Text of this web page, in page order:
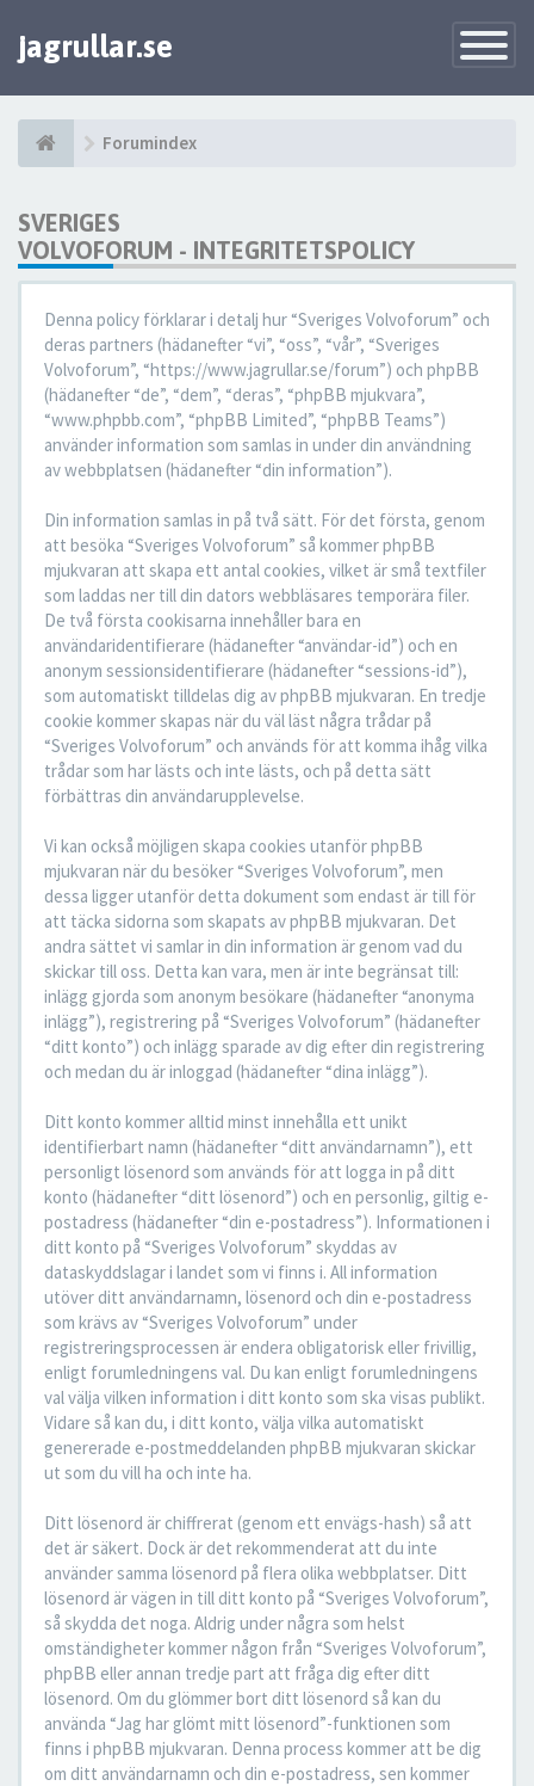
Toggle
jagrullar.se
Forumindex
SVERIGES
VOLVOFORUM - INTEGRITETSPOLICY
Denna policy förklarar i detalj hur “Sveriges Volvoforum” och
deras partners (hädanefter “vi”, “oss”, “vår”, “Sveriges
Volvoforum”, “https://www.jagrullar.se/forum”) och phpBB
(hädanefter “de”, “dem”, “deras”, “phpBB mjukvara”,
“www.phpbb.com”, “phpBB Limited”, “phpBB Teams”)
använder information som samlas in under din användning
av webbplatsen (hädanefter “din information”).
Din information samlas in på två sätt. För det första, genom
att besöka “Sveriges Volvoforum” så kommer phpBB
mjukvaran att skapa ett antal cookies, vilket är små textfiler
som laddas ner till din dators webbläsares temporära filer.
De två första cookisarna innehåller bara en
användaridentifierare (hädanefter “användar-id”) och en
anonym sessionsidentifierare (hädanefter “sessions-id”),
som automatiskt tilldelas dig av phpBB mjukvaran. En tredje
cookie kommer skapas när du väl läst några trådar på
“Sveriges Volvoforum” och används för att komma ihåg vilka
trådar som har lästs och inte lästs, och på detta sätt
förbättras din användarupplevelse.
Vi kan också möjligen skapa cookies utanför phpBB
mjukvaran när du besöker “Sveriges Volvoforum”, men
dessa ligger utanför detta dokument som endast är till för
att täcka sidorna som skapats av phpBB mjukvaran. Det
andra sättet vi samlar in din information är genom vad du
skickar till oss. Detta kan vara, men är inte begränsat till:
inlägg gjorda som anonym besökare (hädanefter “anonyma
inlägg”), registrering på “Sveriges Volvoforum” (hädanefter
“ditt konto”) och inlägg sparade av dig efter din registrering
och medan du är inloggad (hädanefter “dina inlägg”).
Ditt konto kommer alltid minst innehålla ett unikt
identifierbart namn (hädanefter “ditt användarnamn”), ett
personligt lösenord som används för att logga in på ditt
konto (hädanefter “ditt lösenord”) och en personlig, giltig e-
postadress (hädanefter “din e-postadress”). Informationen i
ditt konto på “Sveriges Volvoforum” skyddas av
dataskyddslagar i landet som vi finns i. All information
utöver ditt användarnamn, lösenord och din e-postadress
som krävs av “Sveriges Volvoforum” under
registreringsprocessen är endera obligatorisk eller frivillig,
enligt forumledningens val. Du kan enligt forumledningens
val välja vilken information i ditt konto som ska visas publikt.
Vidare så kan du, i ditt konto, välja vilka automatiskt
genererade e-postmeddelanden phpBB mjukvaran skickar
ut som du vill ha och inte ha.
Ditt lösenord är chiffrerat (genom ett envägs-hash) så att
det är säkert. Dock är det rekommenderat att du inte
använder samma lösenord på flera olika webbplatser. Ditt
lösenord är vägen in till ditt konto på “Sveriges Volvoforum”,
så skydda det noga. Aldrig under några som helst
omständigheter kommer någon från “Sveriges Volvoforum”,
phpBB eller annan tredje part att fråga dig efter ditt
lösenord. Om du glömmer bort ditt lösenord så kan du
använda “Jag har glömt mitt lösenord”-funktionen som
finns i phpBB mjukvaran. Denna process kommer att be dig
om ditt användarnamn och din e-postadress, sen kommer